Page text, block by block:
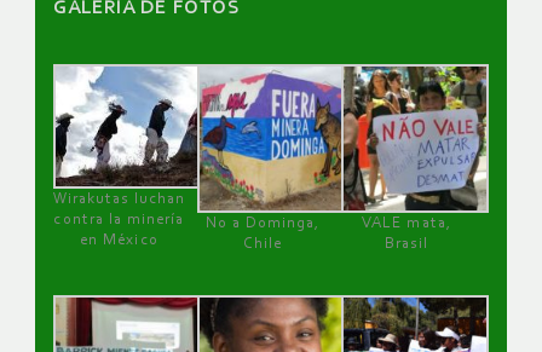
GALERÌA DE FOTOS
Wirakutas luchan
contra la minería
en México
No a Dominga,
Chile
VALE mata,
Brasil